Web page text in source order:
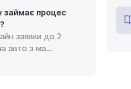
займає процес
заявки до 2
авто з ма...